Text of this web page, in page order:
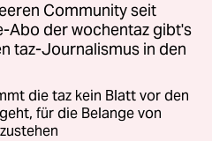
Community seit
Abo der wochentaz gibt's
taz-Journalismus in den
die taz kein Blatt vor den
für die Belange von